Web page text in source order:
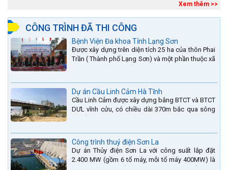
Xem thêm >>
CÔNG TRÌNH ĐÃ THI CÔNG
Bệnh Viện Đa khoa Tỉnh Lạng Sơn
Được xây dựng trên diện tích 25 ha của thôn Phai
Trần ( Thành phố Lạng Sơn) và một phần thuộc xã
Dự án Cầu Linh Cảm Hà Tĩnh
Cầu Linh Cảm được xây dựng bằng BTCT và BTCT
DƯL vĩnh cửu, có chiều dài 370m bắc qua sông
Công trình thuỷ điện Sơn La
Dự án Thủy điện Sơn La với công suất lắp đặt
2.400 MW (gồm 6 tổ máy, mỗi tổ máy 400MW) là